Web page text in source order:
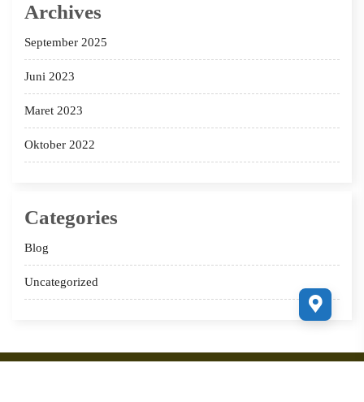
Archives
September 2025
Juni 2023
Maret 2023
Oktober 2022
Categories
Blog
Uncategorized